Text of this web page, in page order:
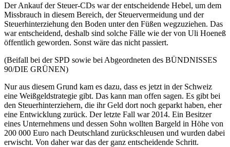
Der Ankauf der Steuer-CDs war der entscheidende Hebel, um dem
Missbrauch in diesem Bereich, der Steuervermeidung und der
Steuerhinterziehung den Boden unter den Füßen wegzuziehen. Das
war entscheidend, deshalb sind solche Fälle wie der von Uli Hoeneß
öffentlich geworden. Sonst wäre das nicht passiert.
(Beifall bei der SPD sowie bei Abgeordneten des BÜNDNISSES
90/DIE GRÜNEN)
Nur aus diesem Grund kam es dazu, dass es jetzt in der Schweiz
eine Weißgeldstrategie gibt. Das kann man offen sagen. Es gibt bei
den Steuerhinterziehern, die ihr Geld dort noch geparkt haben, eher
eine Entwicklung zurück. Der letzte Fall war 2014. Ein Besitzer
eines Unternehmens und dessen Sohn wollten Bargeld in Höhe von
200 000 Euro nach Deutschland zurückschleusen und wurden dabei
erwischt. Von daher war das der ganz entscheidende Schritt.